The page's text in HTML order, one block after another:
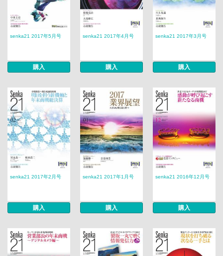
senka21 2017年5月号
購入
senka21 2017年4月号
購入
senka21 2017年3月号
購入
senka21 2017年2月号
購入
senka21 2017年1月号
購入
senka21 2016年12月号
購入